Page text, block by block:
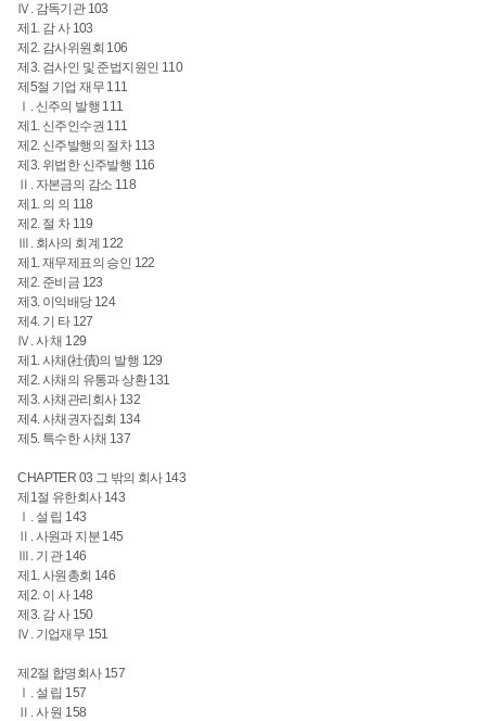
Ⅳ. 감독기관 103
제1. 감 사 103
제2. 감사위원회 106
제3. 검사인 및 준법지원인 110
제5절 기업 재무 111
Ⅰ. 신주의 발행 111
제1. 신주인수권 111
제2. 신주발행의 절차 113
제3. 위법한 신주발행 116
Ⅱ. 자본금의 감소 118
제1. 의 의 118
제2. 절 차 119
Ⅲ. 회사의 회계 122
제1. 재무제표의 승인 122
제2. 준비금 123
제3. 이익배당 124
제4. 기 타 127
Ⅳ. 사 채 129
제1. 사채(社債)의 발행 129
제2. 사채의 유통과 상환131
제3. 사채관리회사 132
제4. 사채권자집회 134
제5. 특수한 사채 137
CHAPTER 03 그 밖의 회사 143
제1절 유한회사 143
Ⅰ. 설 립 143
Ⅱ. 사원과 지분 145
Ⅲ. 기 관 146
제1. 사원총회 146
제2. 이 사 148
제3. 감 사 150
Ⅳ. 기업재무 151
제2절 합명회사 157
Ⅰ. 설 립 157
Ⅱ. 사 원 158